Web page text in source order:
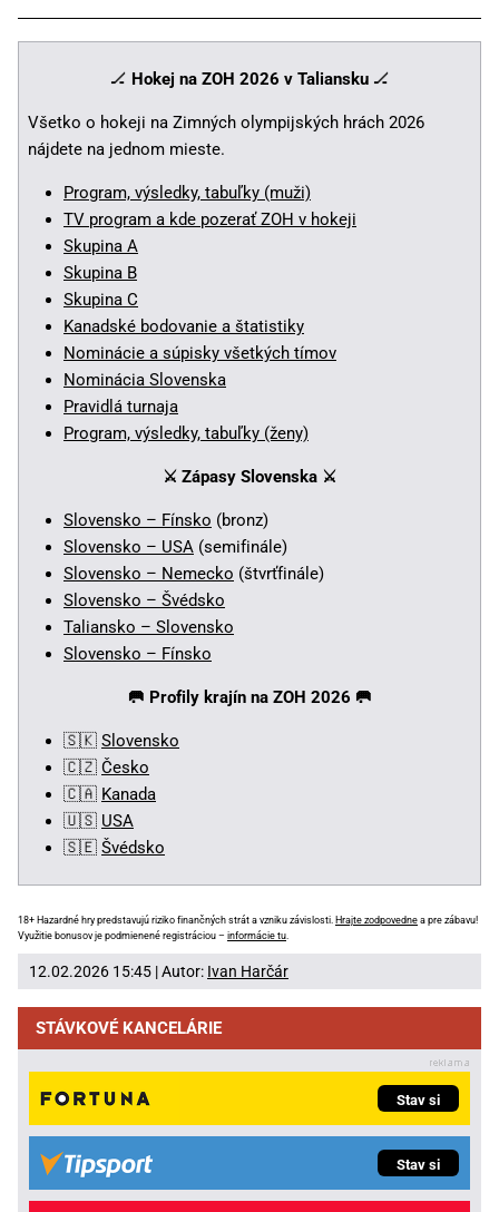
🏒 Hokej na ZOH 2026 v Taliansku 🏒
Všetko o hokeji na Zimných olympijských hrách 2026
nájdete na jednom mieste.
Program, výsledky, tabuľky (muži)
TV program a kde pozerať ZOH v hokeji
Skupina A
Skupina B
Skupina C
Kanadské bodovanie a štatistiky
Nominácie a súpisky všetkých tímov
Nominácia Slovenska
Pravidlá turnaja
Program, výsledky, tabuľky (ženy)
⚔️ Zápasy Slovenska ⚔️
Slovensko – Fínsko (bronz)
Slovensko – USA (semifinále)
Slovensko – Nemecko (štvrťfinále)
Slovensko – Švédsko
Taliansko – Slovensko
Slovensko – Fínsko
🥅 Profily krajín na ZOH 2026 🥅
🇸🇰 Slovensko
🇨🇿 Česko
🇨🇦 Kanada
🇺🇸 USA
🇸🇪 Švédsko
18+ Hazardné hry predstavujú riziko finančných strát a vzniku závislosti. Hrajte zodpovedne a pre zábavu!
Využitie bonusov je podmienené registráciou – informácie tu
12.02.2026 15:45 | Autor: Ivan Harčár
STÁVKOVÉ KANCELÁRIE
Stav si
Stav si